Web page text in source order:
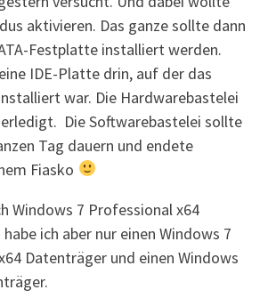
aktivieren. Das ganze sollte dann
Festplatte installiert werden.
IDE-Platte drin, auf der das
war. Die Hardwarebastelei
Die Softwarebastelei sollte
Tag dauern und endete
Fiasko
Windows 7 Professional x64
ich aber nur einen Windows 7
Datenträger und einen Windows